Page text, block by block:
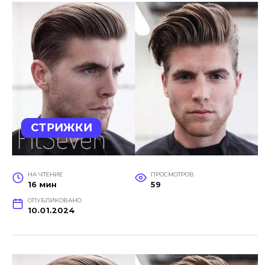
СТРИЖКИ
НА ЧТЕНИЕ
16 мин
ПРОСМОТРОВ
59
ОПУБЛИКОВАНО
10.01.2024